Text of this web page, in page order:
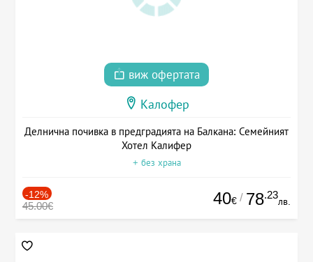
виж офертата
Калофер
Делнична почивка в предградията на Балкана: Семейният
Хотел Калифер
+ без храна
-12%
45.00€ 40€ / 78.23
лв.